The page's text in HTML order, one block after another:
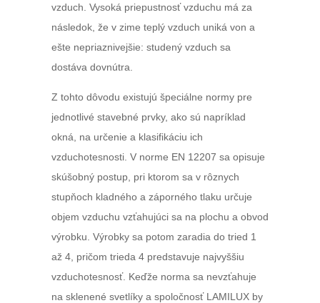
vzduch. Vysoká priepustnosť vzduchu má za
následok, že v zime teplý vzduch uniká von a
ešte nepriaznivejšie: studený vzduch sa
dostáva dovnútra.
Z tohto dôvodu existujú špeciálne normy pre
jednotlivé stavebné prvky, ako sú napríklad
okná, na určenie a klasifikáciu ich
vzduchotesnosti. V norme EN 12207 sa opisuje
skúšobný postup, pri ktorom sa v rôznych
stupňoch kladného a záporného tlaku určuje
objem vzduchu vzťahujúci sa na plochu a obvod
výrobku. Výrobky sa potom zaradia do tried 1
až 4, pričom trieda 4 predstavuje najvyššiu
vzduchotesnosť. Keďže norma sa nevzťahuje
na sklenené svetlíky a spoločnosť LAMILUX by